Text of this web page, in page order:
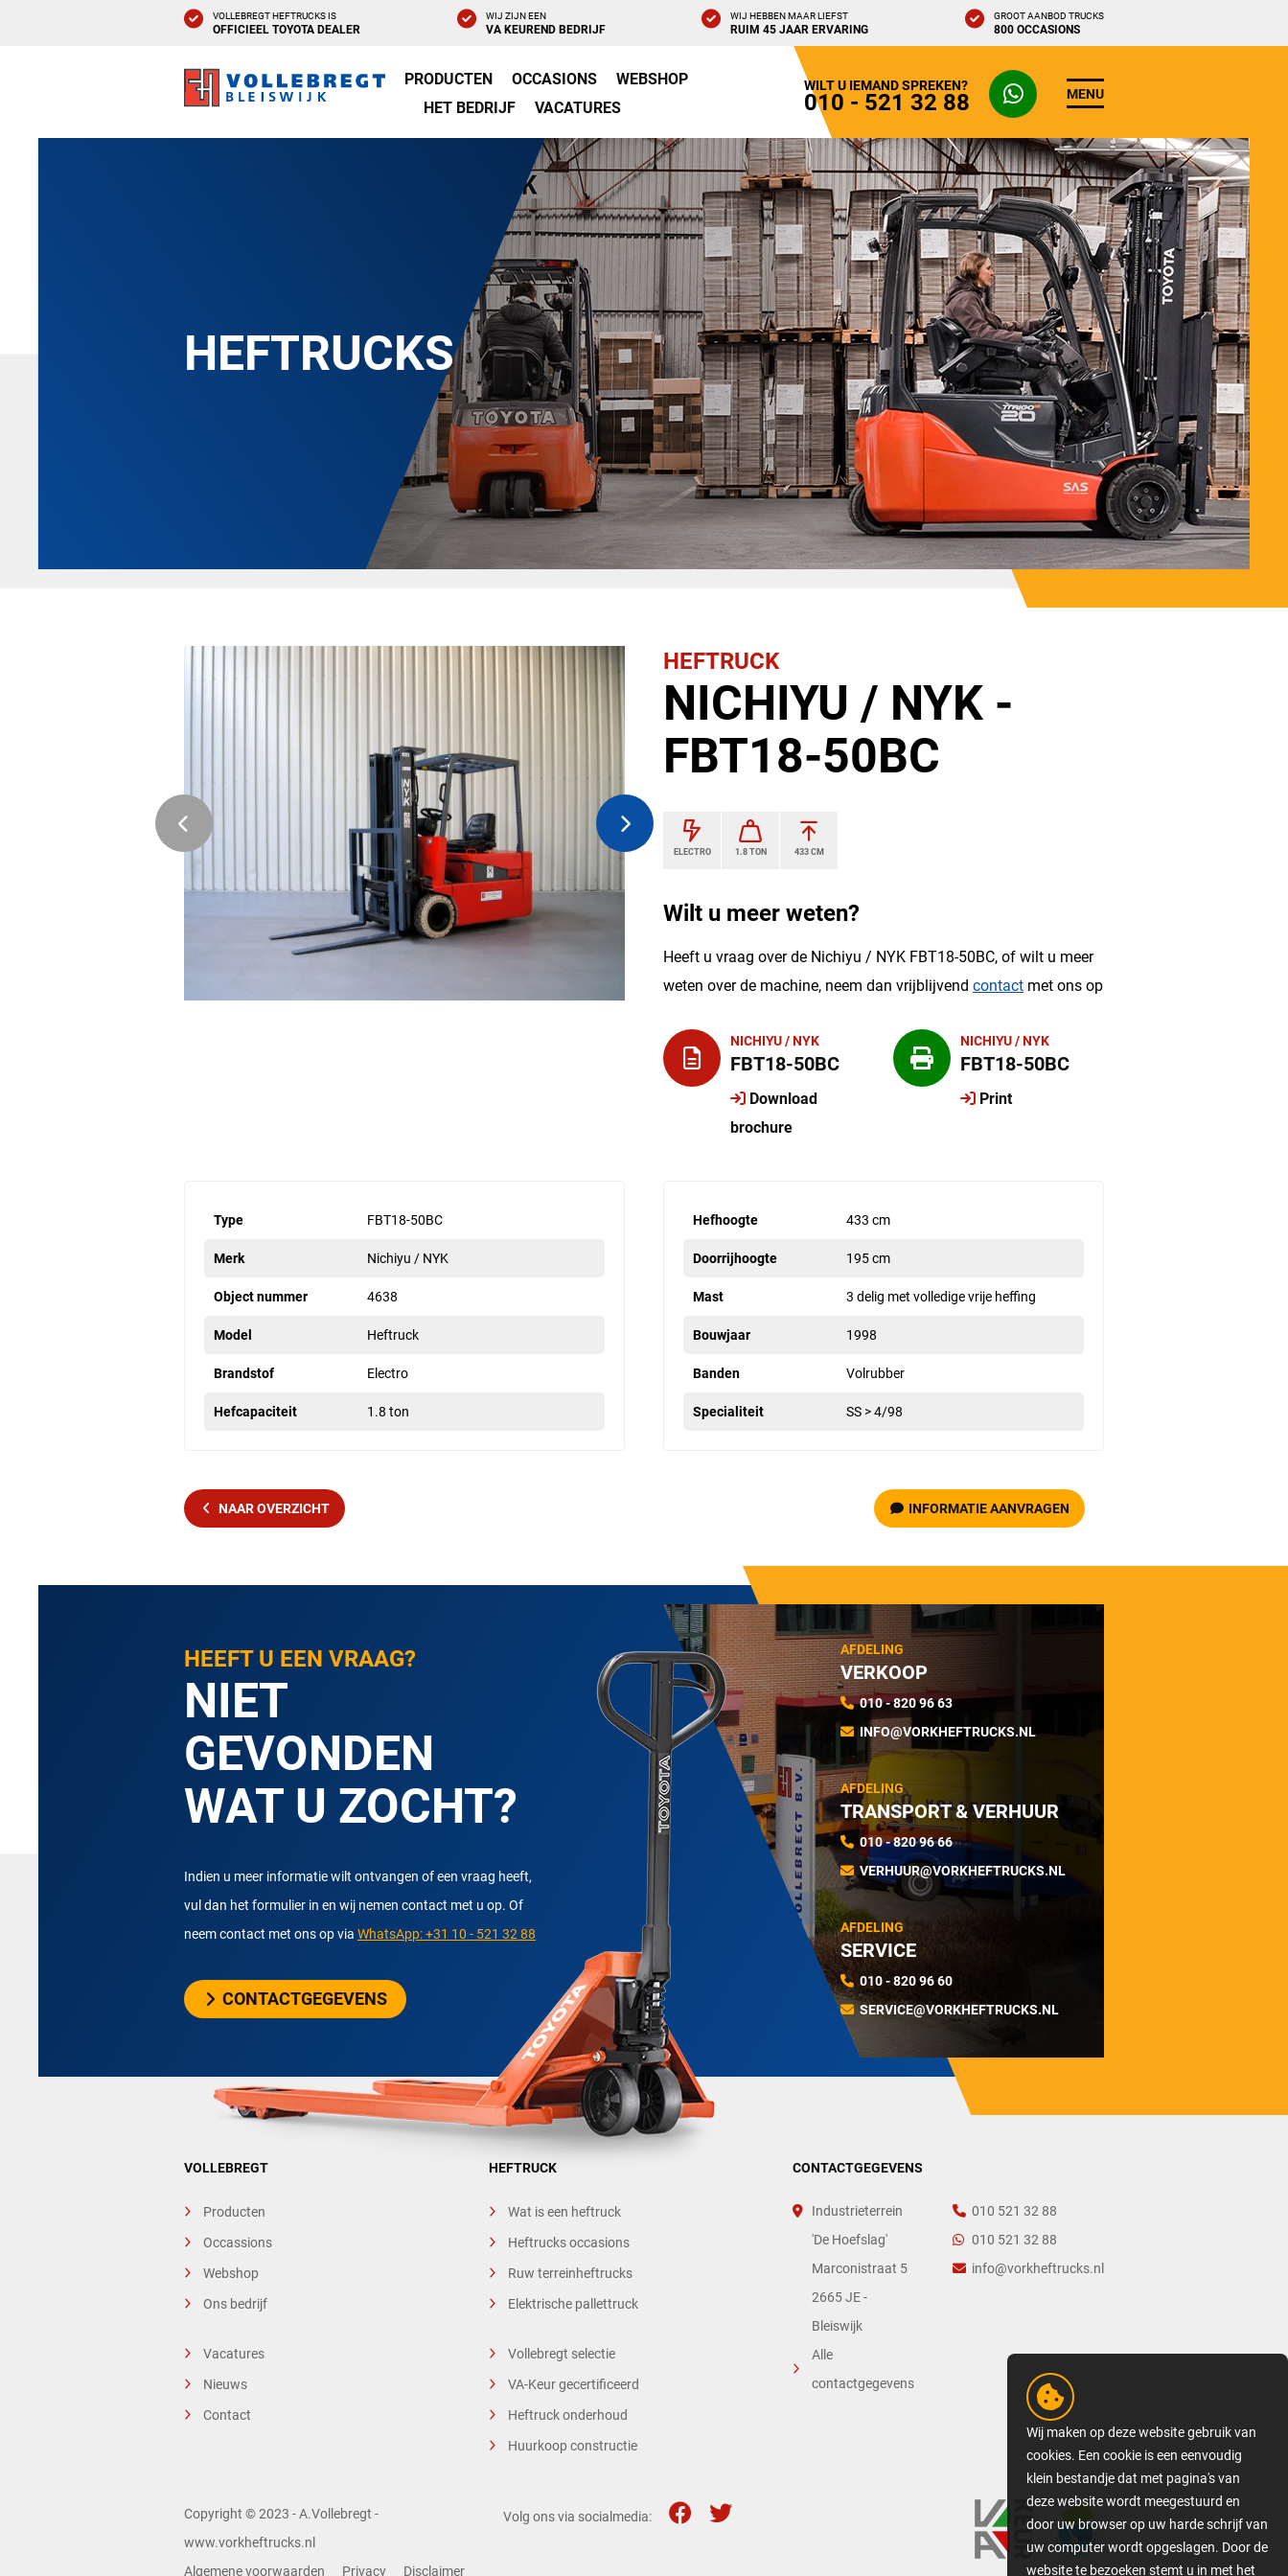
VOLLEBREGT HEFTRUCKS IS
OFFICIEEL TOYOTA DEALER
WIJ ZIJN EEN
VA KEUREND BEDRIJF
WIJ HEBBEN MAAR LIEFST
RUIM 45 JAAR ERVARING
GROOT AANBOD TRUCKS
800 OCCASIONS
PRODUCTEN OCCASIONS
WEBSHOP
HET BEDRIJF
VACATURES
WILT U IEMAND SPREKEN?
010 - 521 32 88 MENU
HEFTRUCKS
HEFTRUCK
NICHIYU / NYK -
FBT18-50BC
ELECTRO 1.8 TON 433 CM
Wilt u meer weten?
Heeft u vraag over de Nichiyu / NYK FBT18-50BC, of wilt u meer
weten over de machine, neem dan vrijblijvend contact met ons op
NICHIYU / NYK
FBT18-50BC
Download
brochure
NICHIYU / NYK
FBT18-50BC
Print
Type FBT18-50BC
Merk Nichiyu / NYK
Object nummer 4638
Model Heftruck
Brandstof Electro
Hefcapaciteit 1.8 ton
Hefhoogte 433 cm
Doorrijhoogte 195 cm
Mast 3 delig met volledige vrije heffing
Bouwjaar 1998
Banden Volrubber
Specialiteit SS > 4/98
NAAR OVERZICHT INFORMATIE AANVRAGEN
HEEFT U EEN VRAAG?
NIET
GEVONDEN
WAT U ZOCHT?
Indien u meer informatie wilt ontvangen of een vraag heeft,
vul dan het formulier in en wij nemen contact met u op. Of
neem contact met ons op via WhatsApp: +31 10 - 521 32 88
CONTACTGEGEVENS
AFDELING
VERKOOP
010 - 820 96 63
INFO@VORKHEFTRUCKS.NL
AFDELING
TRANSPORT & VERHUUR
010 - 820 96 66
VERHUUR@VORKHEFTRUCKS.NL
AFDELING
SERVICE
010 - 820 96 60
SERVICE@VORKHEFTRUCKS.NL
VOLLEBREGT
Producten
Occassions
Webshop
Ons bedrijf
Vacatures
Nieuws
Contact
HEFTRUCK
Wat is een heftruck
Heftrucks occasions
Ruw terreinheftrucks
Elektrische pallettruck
Vollebregt selectie
VA-Keur gecertificeerd
Heftruck onderhoud
Huurkoop constructie
CONTACTGEGEVENS
Industrieterrein
'De Hoefslag'
Marconistraat 5
2665 JE -
Bleiswijk
Alle
contactgegevens
010 521 32 88
010 521 32 88
info@vorkheftrucks.nl
Copyright © 2023 - A.Vollebregt -
www.vorkheftrucks.nl
Algemene voorwaarden
Privacy Disclaimer
Volg ons via socialmedia:
Wij maken op deze website gebruik van
cookies. Een cookie is een eenvoudig
klein bestandje dat met pagina's van
deze website wordt meegestuurd en
door uw browser op uw harde schrijf van
uw computer wordt opgeslagen. Door de
website te bezoeken stemt u in met het